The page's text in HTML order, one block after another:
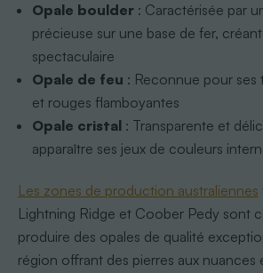
Opale boulder : Caractérisée par
précieuse sur une base de fer,
spectaculaire
Opale de feu : Reconnue pour ses
et rouges flamboyantes
Opale cristal : Transparente et
apparaître ses jeux de couleurs
Les zones de production australiennes
Lightning Ridge et Coober Pedy sont
produire des opales de qualité
région offrant des pierres aux nuances